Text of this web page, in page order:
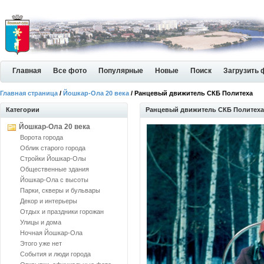
Главная Все фото Популярные Новые Поиск Загрузить
Главная страница / Йошкар-Ола 20 века / Ранцевый движитель СКБ Политеха
Категории
Йошкар-Ола 20 века
Ворота города
Облик старого города
Стройки Йошкар-Олы
Общественные здания
Йошкар-Ола с высоты
Парки, скверы и бульвары
Декор и интерьеры
Отдых и праздники горожан
Улицы и дома
Ночная Йошкар-Ола
Этого уже нет
События и люди города
Ранцевый движитель СКБ Политеха